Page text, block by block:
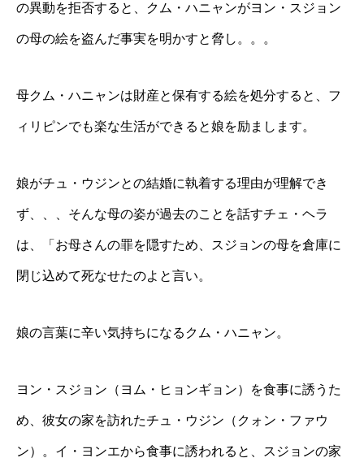
の異動を拒否すると、クム・ハニャンがヨン・スジョン
の母の絵を盗んだ事実を明かすと脅し。。。
母クム・ハニャンは財産と保有する絵を処分すると、フ
ィリピンでも楽な生活ができると娘を励まします。
娘がチュ・ウジンとの結婚に執着する理由が理解でき
ず、、、そんな母の姿が過去のことを話すチェ・ヘラ
は、「お母さんの罪を隠すため、スジョンの母を倉庫に
閉じ込めて死なせたのよと言い。
娘の言葉に辛い気持ちになるクム・ハニャン。
ヨン・スジョン（ヨム・ヒョンギョン）を食事に誘うた
め、彼女の家を訪れたチュ・ウジン（クォン・ファウ
ン）。イ・ヨンエから食事に誘われると、スジョンの家